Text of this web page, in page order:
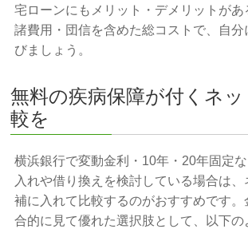
宅ローンにもメリット・デメリットがあ
諸費用・団信を含めた総コストで、自分
びましょう。
無料の疾病保障が付くネ
較を
横浜銀行で変動金利・10年・20年固定
入れや借り換えを検討している場合は
補に入れて比較するのがおすすめです。
合的に見て優れた選択肢として、以下の